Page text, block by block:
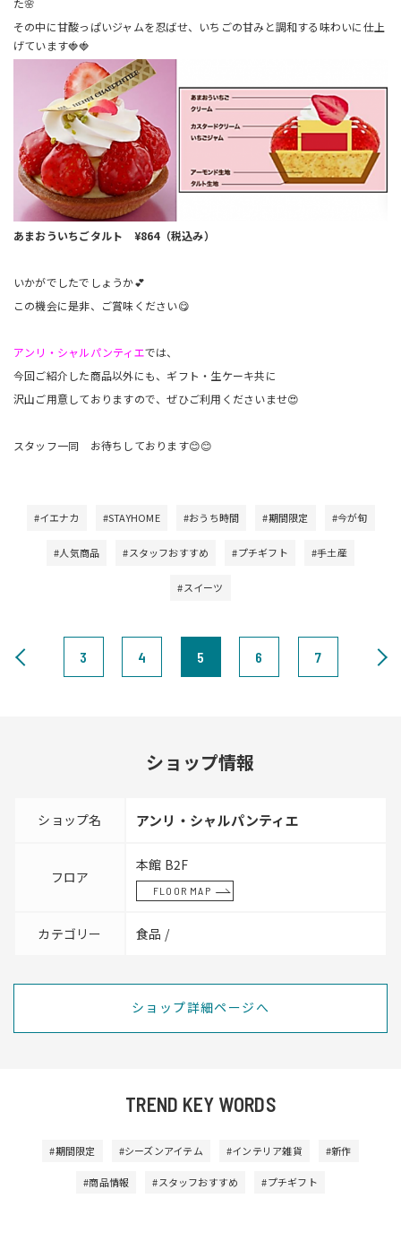
た🌸
その中に甘酸っぱいジャムを忍ばせ、いちごの甘みと調和する味わいに仕上
げています🍓🍓
あまおういちごタルト ¥864（税込み）
いかがでしたでしょうか💕
この機会に是非、ご賞味ください😋
アンリ・シャルパンティエでは、
今回ご紹介した商品以外にも、ギフト・生ケーキ共に
沢山ご用意しておりますので、ぜひご利用くださいませ😍
スタッフ一同 お待ちしております😊😊
#イエナカ #STAYHOME #おうち時間 #期間限定 #今が旬
#人気商品 #スタッフおすすめ #プチギフト #手土産
#スイーツ
3 4 5 6 7
ショップ情報
ショップ名 アンリ・シャルパンティエ
フロア
本館 B2F
FLOOR MAP
カテゴリー 食品 /
ショップ詳細ページへ
TREND KEY WORDS
#期間限定 #シーズンアイテム #インテリア雑貨 #新作
#商品情報 #スタッフおすすめ #プチギフト